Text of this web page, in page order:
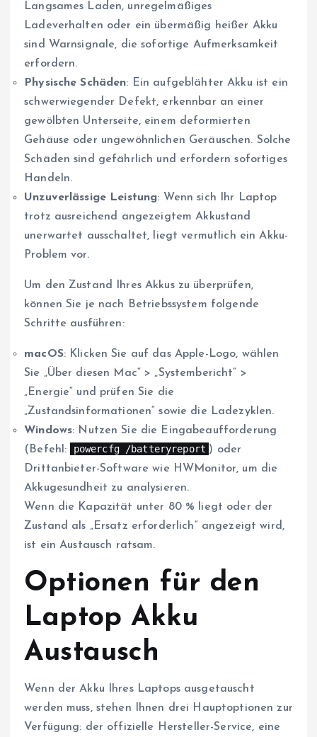
Langsames Laden, unregelmäßiges
Ladeverhalten oder ein übermäßig heißer Akku
sind Warnsignale, die sofortige Aufmerksamkeit
erfordern.
Physische Schäden: Ein aufgeblähter Akku ist ein
schwerwiegender Defekt, erkennbar an einer
gewölbten Unterseite, einem deformierten
Gehäuse oder ungewöhnlichen Geräuschen. Solche
Schäden sind gefährlich und erfordern sofortiges
Handeln.
Unzuverlässige Leistung: Wenn sich Ihr Laptop
trotz ausreichend angezeigtem Akkustand
unerwartet ausschaltet, liegt vermutlich ein Akku-
Problem vor.
Um den Zustand Ihres Akkus zu überprüfen,
können Sie je nach Betriebssystem folgende
Schritte ausführen:
macOS: Klicken Sie auf das Apple-Logo, wählen
Sie „Über diesen Mac“ > „Systembericht“ >
„Energie“ und prüfen Sie die
„Zustandsinformationen“ sowie die Ladezyklen.
Windows: Nutzen Sie die Eingabeaufforderung
(Befehl:
powercfg /batteryreport ) oder
Drittanbieter-Software wie HWMonitor, um die
Akkugesundheit zu analysieren.
Wenn die Kapazität unter 80 % liegt oder der
Zustand als „Ersatz erforderlich“ angezeigt wird,
ist ein Austausch ratsam.
Optionen für den
Laptop Akku
Austausch
Wenn der Akku Ihres Laptops ausgetauscht
werden muss, stehen Ihnen drei Hauptoptionen zur
Verfügung: der offizielle Hersteller-Service, eine